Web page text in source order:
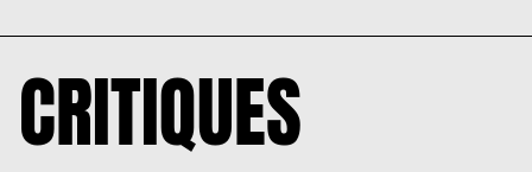
CRITIQUES